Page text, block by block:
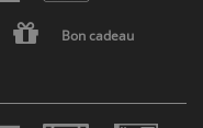
Bon cadeau